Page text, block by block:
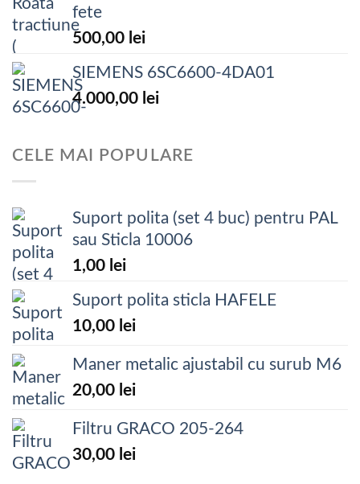
fete
500,00 lei
SIEMENS 6SC6600-4DA01
4.000,00 lei
CELE MAI POPULARE
Suport polita (set 4 buc) pentru PAL
sau Sticla 10006
1,00 lei
Suport polita sticla HAFELE
10,00 lei
Maner metalic ajustabil cu surub M6
20,00 lei
Filtru GRACO 205-264
30,00 lei